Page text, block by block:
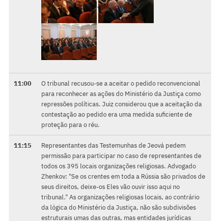
11:00
O tribunal recusou-se a aceitar o pedido reconvencional
para reconhecer as ações do Ministério da Justiça como
repressões políticas. Juiz considerou que a aceitação da
contestação ao pedido era uma medida suficiente de
proteção para o réu.
11:15
Representantes das Testemunhas de Jeová pedem
permissão para participar no caso de representantes de
todos os 395 locais organizações religiosas. Advogado
Zhenkov: "Se os crentes em toda a Rússia são privados de
seus direitos, deixe-os Eles vão ouvir isso aqui no
tribunal." As organizações religiosas locais, ao contrário
da lógica do Ministério da Justiça, não são subdivisões
estruturais umas das outras, mas entidades jurídicas